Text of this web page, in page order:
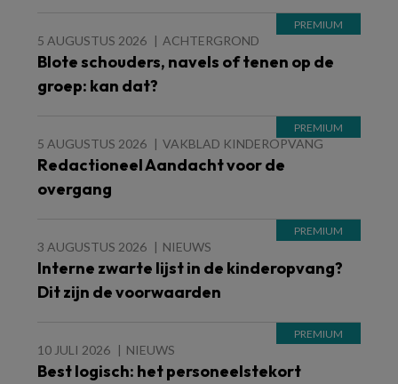
5 AUGUSTUS 2026 ACHTERGROND
Blote schouders, navels of tenen op de
groep: kan dat?
5 AUGUSTUS 2026 VAKBLAD KINDEROPVANG
Redactioneel Aandacht voor de
overgang
3 AUGUSTUS 2026 NIEUWS
Interne zwarte lijst in de kinderopvang?
Dit zijn de voorwaarden
10 JULI 2026 NIEUWS
Best logisch: het personeelstekort